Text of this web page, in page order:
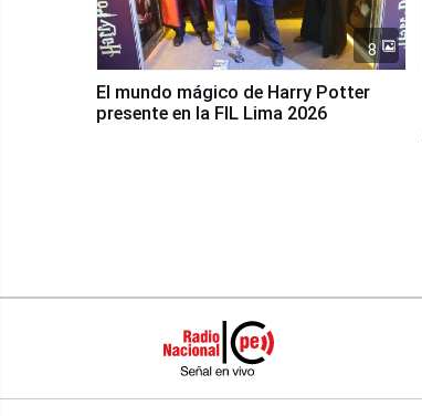
8
El mundo mágico de Harry Potter
presente en la FIL Lima 2026